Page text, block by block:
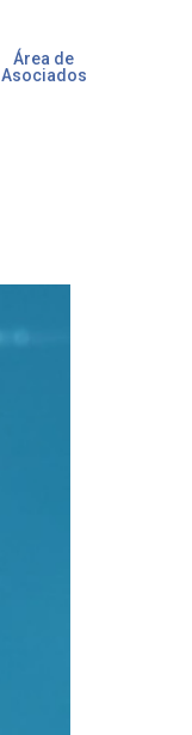
Área de
Asociados